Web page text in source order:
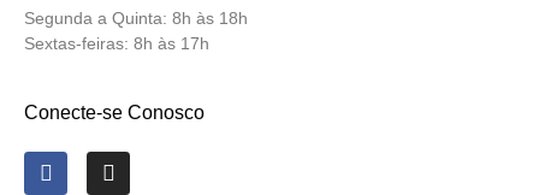
Segunda a Quinta: 8h às 18h
Sextas-feiras: 8h às 17h
Conecte-se Conosco